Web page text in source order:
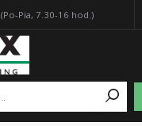
(Po-Pia, 7.30-16 hod.)